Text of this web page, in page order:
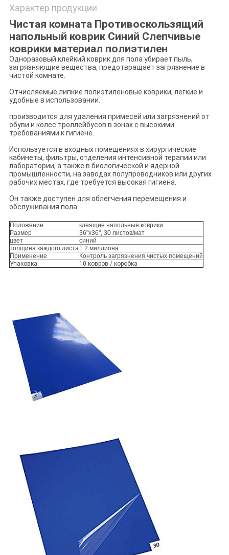
Характер продукции
Чистая комната Противоскользящий
напольный коврик Синий Слепчивые
коврики материал полиэтилен
Одноразовый клейкий коврик для пола убирает пыль,
загрязняющие вещества, предотвращает загрязнение в
чистой комнате.
Отчисляемые липкие полиэтиленовые коврики, легкие и
удобные в использовании.
производится для удаления примесей или загрязнений от
обуви и колес троллейбусов в зонах с высокими
требованиями к гигиене.
Используется в входных помещениях в хирургические
кабинеты, фильтры, отделения интенсивной терапии или
лаборатории, а также в биологической и ядерной
промышленности, на заводах полупроводников или других
рабочих местах, где требуется высокая гигиена.
Он также доступен для облегчения перемещения и
обслуживания пола.
Положение
клеящие напольные коврики
Размер
36"х36", 30 листов/мат
цвет
синий
толщина каждого листа1.2 миллиона
Применение
Контроль загрязнения чистых помещений
Упаковка
10 ковров / коробка